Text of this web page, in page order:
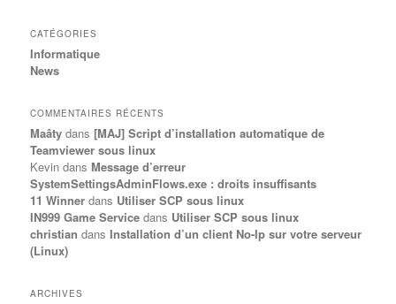
CATÉGORIES
Informatique
News
COMMENTAIRES RÉCENTS
Maâty dans [MAJ] Script d’installation automatique de
Teamviewer sous linux
Kevin dans Message d’erreur
SystemSettingsAdminFlows.exe : droits insuffisants
11 Winner dans Utiliser SCP sous linux
IN999 Game Service dans Utiliser SCP sous linux
christian dansInstallation d’un client No-Ip sur votre serveur
(Linux)
ARCHIVES